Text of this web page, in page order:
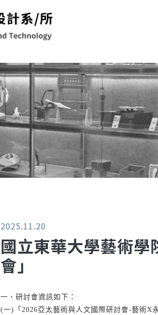
2025.11.20
國立東華大學藝術
會」
一、研討會資訊如下：
(一)「2026亞太藝術與人文國際研討會-藝術X